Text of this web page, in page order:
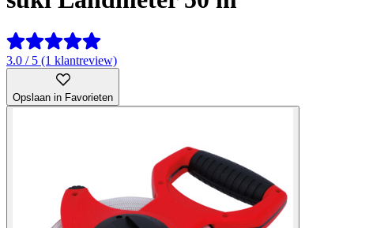
3.0 / 5 (1 klantreview)
Opslaan in Favorieten